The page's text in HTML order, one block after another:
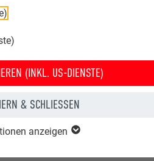
(INKL. US-DIENSTE)
& SCHLIESSEN
anzeigen